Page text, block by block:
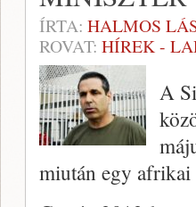
ÍRTA: HALMOS
ROVAT: HÍREK -
A
miután egy